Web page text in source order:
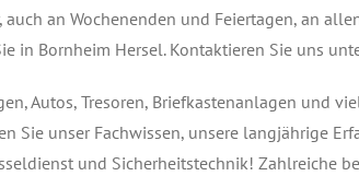
an Wochenenden und Feiertagen, an
in Bornheim Hersel. Kontaktieren Sie uns
Autos, Tresoren, Briefkastenanlagen und
Sie unser Fachwissen, unsere langjährige
und Sicherheitstechnik! Zahlreiche